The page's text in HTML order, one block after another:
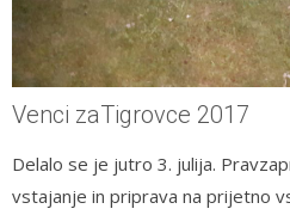
Venci zaTigrovce 2017
Delalo se je jutro 3. julija.
vstajanje in priprava na prijetno